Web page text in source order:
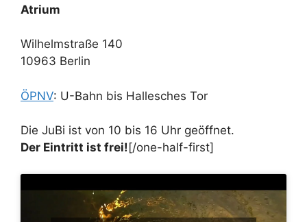
Atrium
Wilhelmstraße 140
10963 Berlin
ÖPNV: U-Bahn bis Hallesches Tor
Die JuBi ist von 10 bis 16 Uhr geöffnet.
Der Eintritt ist frei! [/one-half-first]